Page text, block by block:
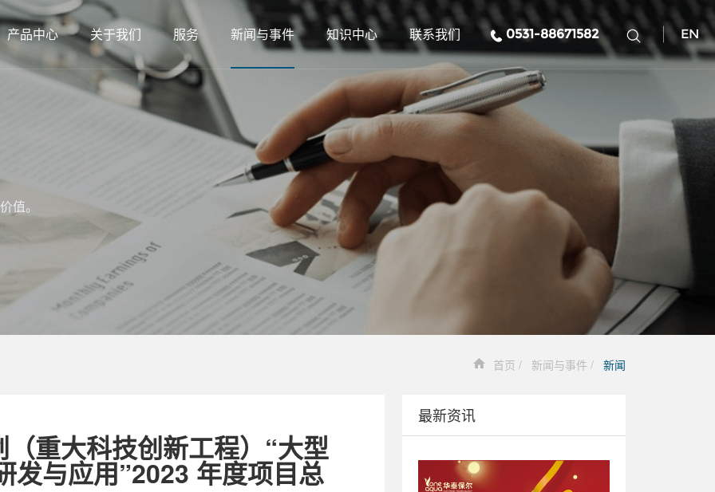
产品中心 关于我们 服务 新闻与事件 知识中心 联系我们 0531-88671582 EN
值。
首页 新闻与事件 新闻
重大科技创新工程）“大型
发与应用”2023 年度项目总
最新资讯